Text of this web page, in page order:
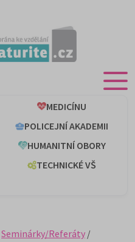
MEDICÍNU
POLICEJNÍ AKADEMII
HUMANITNÍ OBORY
TECHNICKÉ VŠ
Seminárky/Referáty /